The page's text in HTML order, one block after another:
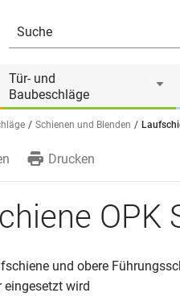
Tür- und
Baubeschläge
Schienen und Blenden
Drucken
OPK
und obere
eingesetzt wird